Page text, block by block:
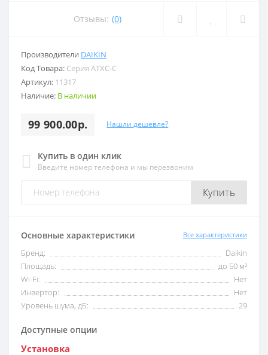
Отзывы: (0)
Производители DAIKIN
Код Товара: Серия ATXC-C
Артикул: 11317
Наличие: В наличии
99 900.00р. Нашли дешевле?
Купить в один клик
Введите номер телефона и мы перезвоним
Купить
Основные характеристики Все характеристики
Бренд:
Daikin
Площадь:
до 50 м²
Wi-Fi:
Нет
Инвертор:
Нет
Уровень шума, дБ:
29
Доступные опции
Установка